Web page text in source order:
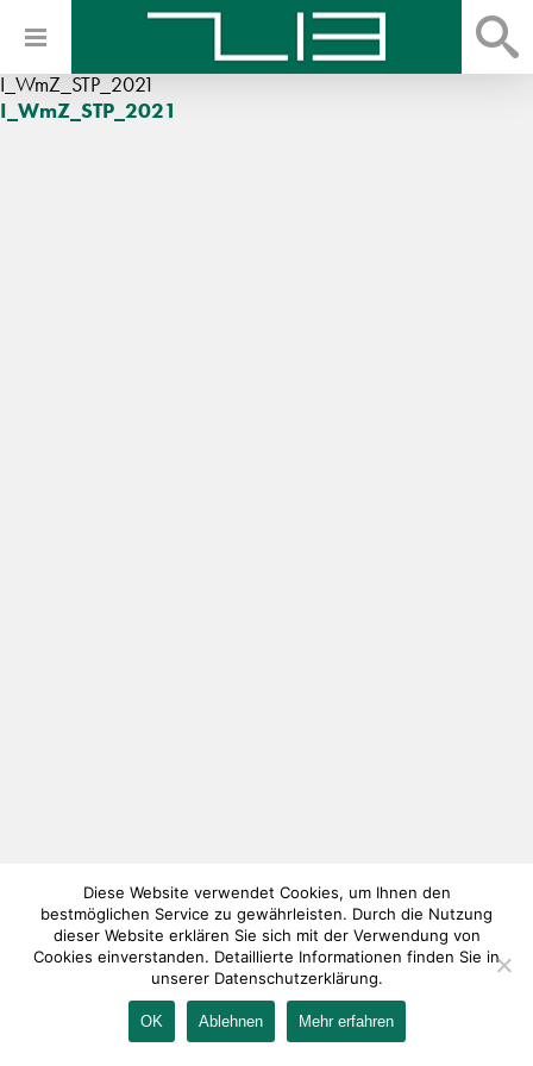
I_WmZ_STP_2021
I_WmZ_STP_2021
IMPRESSUM KONTAKT AGB DATENSCHUTZ
Diese Website verwendet Cookies, um Ihnen den
bestmöglichen Service zu gewährleisten. Durch die Nutzung
dieser Website erklären Sie sich mit der Verwendung von
Cookies einverstanden. Detaillierte Informationen finden Sie in
unserer Datenschutzerklärung.
OK Ablehnen Mehr erfahren